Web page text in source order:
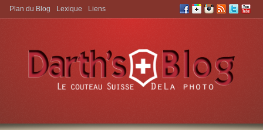
Aller à:
Plan du Blog Lexique Liens